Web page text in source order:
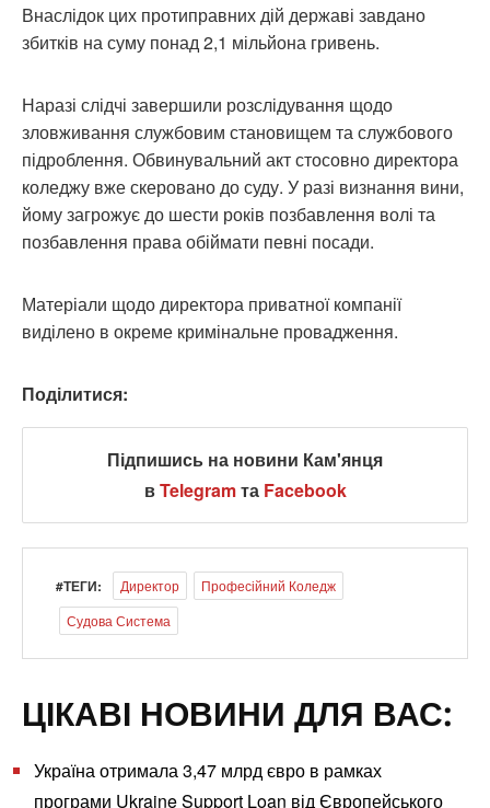
Внаслідок цих протиправних дій державі завдано
збитків на суму понад 2,1 мільйона гривень.
Наразі слідчі завершили розслідування щодо
зловживання службовим становищем та службового
підроблення. Обвинувальний акт стосовно директора
коледжу вже скеровано до суду. У разі визнання вини,
йому загрожує до шести років позбавлення волі та
позбавлення права обіймати певні посади.
Матеріали щодо директора приватної компанії
виділено в окреме кримінальне провадження.
Поділитися:
Підпишись на новини Кам'янця
вTelegramта Facebook
#ТЕГИ: Директор
Професійний Коледж
Судова Система
ЦІКАВІ НОВИНИ ДЛЯ ВАС:
Україна отримала 3,47 млрд євро в рамках
програми Ukraine Support Loan від Європейського